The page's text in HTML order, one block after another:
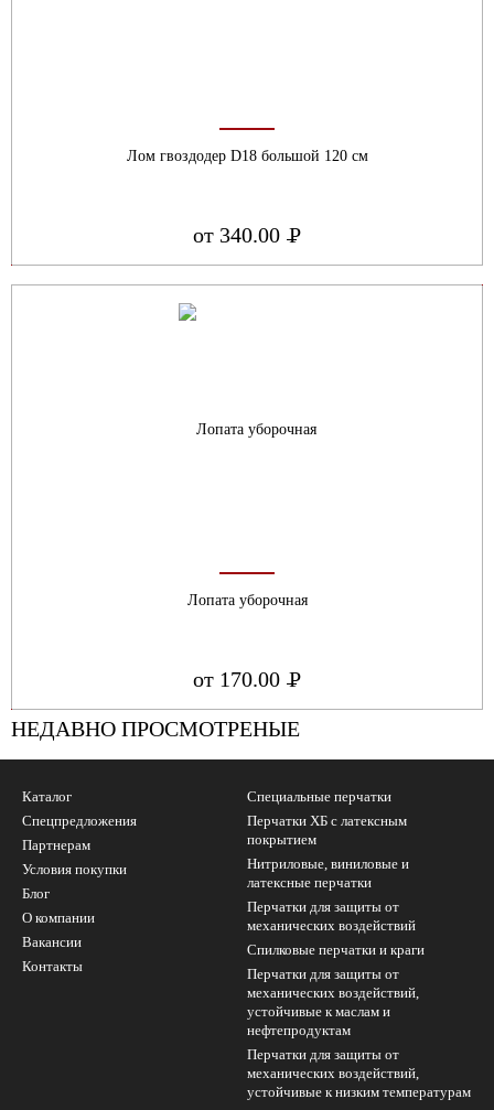
Лом гвоздодер D18 большой 120 см
от 340.00 Р
УБ.
Лопата уборочная
от 170.00 Р
УБ.
НЕДАВНО ПРОСМОТРЕНЫЕ
Каталог
Спецпредложения
Партнерам
Условия покупки
Блог
О компании
Вакансии
Контакты
Специальные перчатки
Перчатки ХБ с латексным
покрытием
Нитриловые, виниловые и
латексные перчатки
Перчатки для защиты от
механических воздействий
Cпилковые перчатки и краги
Перчатки для защиты от
механических воздействий,
устойчивые к маслам и
нефтепродуктам
Перчатки для защиты от
механических воздействий,
устойчивые к низким температурам